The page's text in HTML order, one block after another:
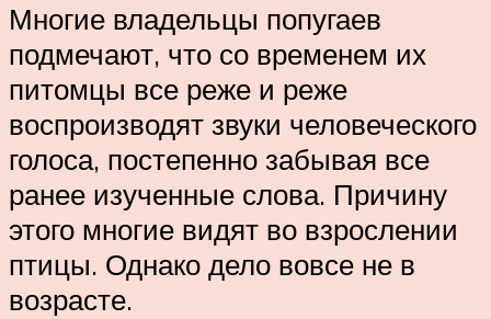
Многие владельцы попугаев
подмечают, что со временем их
питомцы все реже и реже
воспроизводят звуки человеческого
голоса, постепенно забывая все
ранее изученные слова. Причину
этого многие видят во взрослении
птицы. Однако дело вовсе не в
возрасте.